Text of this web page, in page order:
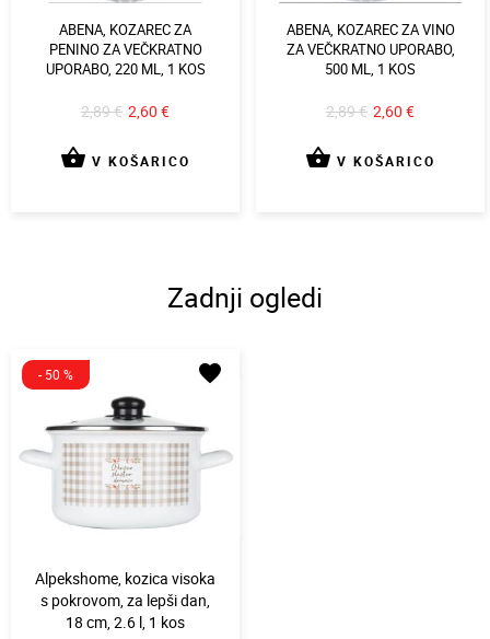
ABENA, KOZAREC ZA
PENINO ZA VEČKRATNO
UPORABO, 220 ML, 1 KOS
2,89 € 2,60 €
shopping_basket V KOŠARICO
ABENA, KOZAREC ZA VINO
ZA VEČKRATNO UPORABO,
500 ML, 1 KOS
2,89 € 2,60 €
shopping_basket V KOŠARICO
Zadnji ogledi
- 50 % favorite
Alpekshome, kozica visoka
s pokrovom, za lepši dan,
18 cm, 2.6 l, 1 kos